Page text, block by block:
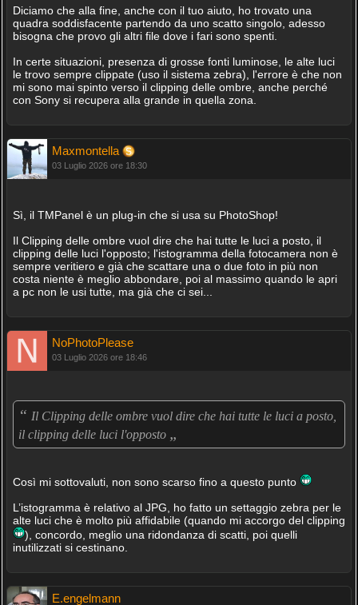
Diciamo che alla fine, anche con il tuo aiuto, ho trovato una
quadra soddisfacente partendo da uno scatto singolo, adesso
bisogna che provo gli altri file dove i fari sono spenti.
In certe situazioni, presenza di grosse fonti luminose, le alte luci
le trovo sempre clippate (uso il sistema zebra), l'errore è che non
mi sono mai spinto verso il clipping delle ombre, anche perché
con Sony si recupera alla grande in quella zona.
Maxmontella
03 Luglio 2026 ore 18:30
Sì, il TMPanel è un plug-in che si usa su PhotoShop!
Il Clipping delle ombre vuol dire che hai tutte le luci a posto, il
clipping delle luci l'opposto; l'istogramma della fotocamera non è
sempre veritiero e già che scattare una o due foto in più non
costa niente è meglio abbondare, poi al massimo quando le apri
a pc non le usi tutte, ma già che ci sei...
NoPhotoPlease
03 Luglio 2026 ore 18:46
“ Il Clipping delle ombre vuol dire che hai tutte le luci a posto,
il clipping delle luci l'opposto „
Così mi sottovaluti, non sono scarso fino a questo punto
L’istogramma è relativo al JPG, ho fatto un settaggio zebra per le
alte luci che è molto più affidabile (quando mi accorgo del clipping
), concordo, meglio una ridondanza di scatti, poi quelli
inutilizzati si cestinano.
E.engelmann